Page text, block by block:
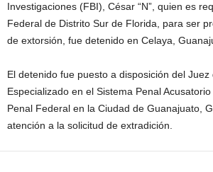
Investigaciones (FBI), César “N”, quien es
Federal de Distrito Sur de Florida, para ser
de extorsión, fue detenido en Celaya,
El detenido fue puesto a disposición del Juez
Especializado en el Sistema Penal
Penal Federal en la Ciudad de Guanajuato,
atención a la solicitud de extradición.